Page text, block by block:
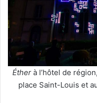
Étherà l’hôtel de
place Saint-Louis et